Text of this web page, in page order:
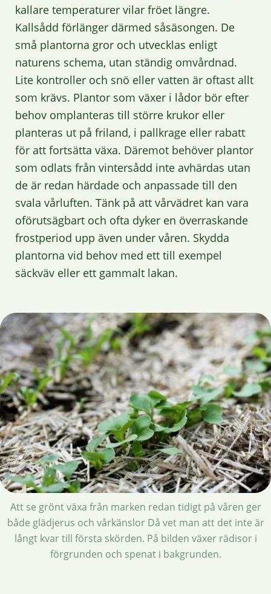
kallare temperaturer vilar fröet längre.
Kallsådd förlänger därmed såsäsongen. De
små plantorna gror och utvecklas enligt
naturens schema, utan ständig omvårdnad.
Lite kontroller och snö eller vatten är oftast allt
som krävs. Plantor som växer i lådor bör efter
behov omplanteras till större krukor eller
planteras ut på friland, i pallkrage eller rabatt
för att fortsätta växa. Däremot behöver plantor
som odlats från vintersådd inte avhärdas utan
de är redan härdade och anpassade till den
svala vårluften. Tänk på att vårvädret kan vara
oförutsägbart och ofta dyker en överraskande
frostperiod upp även under våren. Skydda
plantorna vid behov med ett till exempel
säckväv eller ett gammalt lakan.
Att se grönt växa från marken redan tidigt på våren ger
både glädjerus och vårkänslor Då vet man att det inte är
långt kvar till första skörden. På bilden växer rädisor i
förgrunden och spenat i bakgrunden.